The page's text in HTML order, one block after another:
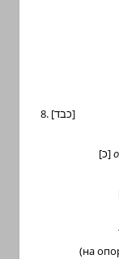
8. [כבד]
[כ]
(на